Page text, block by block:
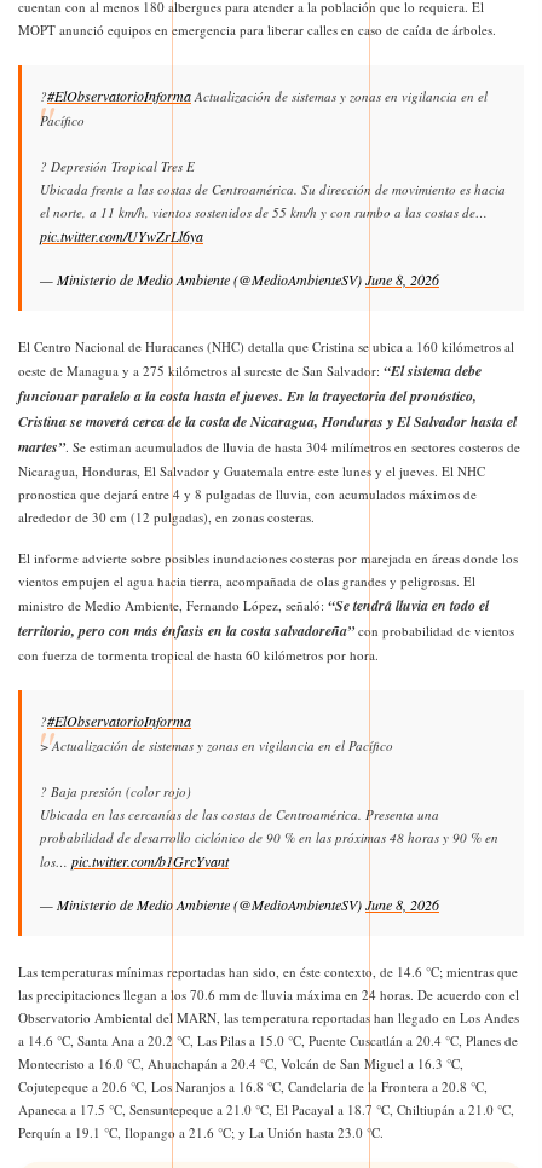
cuentan con al menos 180 albergues para atender a la población que lo requiera. El
MOPT anunció equipos en emergencia para liberar calles en caso de caída de árboles.
?#ElObservatorioInformaActualización de sistemas y zonas en vigilancia en el
Pacífico
? Depresión Tropical Tres E
Ubicada frente a las costas de Centroamérica. Su dirección de movimiento es hacia
el norte, a 11 km/h, vientos sostenidos de 55 km/h y con rumbo a las costas de…
pic.twitter.com/UYwZrLl6ya
— Ministerio de Medio Ambiente (@MedioAmbienteSV)June 8, 2026
El Centro Nacional de Huracanes (NHC) detalla que Cristina se ubica a 160 kilómetros al
oeste de Managua y a 275 kilómetros al sureste de San Salvador: “El sistema debe
funcionar paralelo a la costa hasta el jueves. En la trayectoria del pronóstico,
Cristina se moverá cerca de la costa de Nicaragua, Honduras y El Salvador hasta el
martes”. Se estiman acumulados de lluvia de hasta 304 milímetros en sectores costeros de
Nicaragua, Honduras, El Salvador y Guatemala entre este lunes y el jueves. El NHC
pronostica que dejará entre 4 y 8 pulgadas de lluvia, con acumulados máximos de
alrededor de 30 cm (12 pulgadas), en zonas costeras.
El informe advierte sobre posibles inundaciones costeras por marejada en áreas donde los
vientos empujen el agua hacia tierra, acompañada de olas grandes y peligrosas. El
ministro de Medio Ambiente, Fernando López, señaló: “Se tendrá lluvia en todo el
territorio, pero con más énfasis en la costa salvadoreña” con probabilidad de vientos
con fuerza de tormenta tropical de hasta 60 kilómetros por hora.
?#ElObservatorioInforma
> Actualización de sistemas y zonas en vigilancia en el Pacífico
? Baja presión (color rojo)
Ubicada en las cercanías de las costas de Centroamérica. Presenta una
probabilidad de desarrollo ciclónico de 90 % en las próximas 48 horas y 90 % en
los… pic.twitter.com/b1GrcYvant
— Ministerio de Medio Ambiente (@MedioAmbienteSV)June 8, 2026
Las temperaturas mínimas reportadas han sido, en éste contexto, de 14.6 °C; mientras que
las precipitaciones llegan a los 70.6 mm de lluvia máxima en 24 horas. De acuerdo con el
Observatorio Ambiental del MARN, las temperatura reportadas han llegado en Los Andes
a 14.6 °C, Santa Ana a 20.2 °C, Las Pilas a 15.0 °C, Puente Cuscatlán a 20.4 °C, Planes de
Montecristo a 16.0 °C, Ahuachapán a 20.4 °C, Volcán de San Miguel a 16.3 °C,
Cojutepeque a 20.6 °C, Los Naranjos a 16.8 °C, Candelaria de la Frontera a 20.8 °C,
Apaneca a 17.5 °C, Sensuntepeque a 21.0 °C, El Pacayal a 18.7 °C, Chiltiupán a 21.0 °C,
Perquín a 19.1 °C, Ilopango a 21.6 °C; y La Unión hasta 23.0 °C.